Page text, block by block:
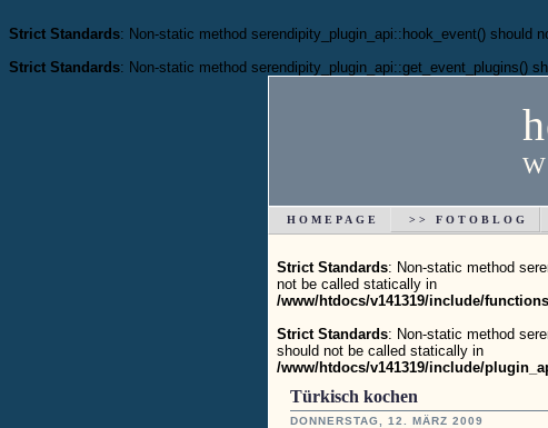
Strict Standards: Non-static method serendipity_plugin_api::hook_event() should
Strict Standards: Non-static method serendipity_plugin_api::get_event_plugins()
HOMEPAGE >> FOTOBLOG
Strict Standards: Non-static method
not be called statically in
/www/htdocs/v141319/include/
Strict Standards: Non-static method
should not be called statically in
/www/htdocs/v141319/include/
Türkisch kochen
DONNERSTAG, 12. MÄRZ 2009